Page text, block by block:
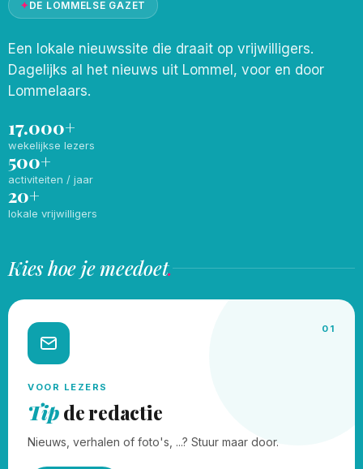
✦DE LOMMELSE GAZET
Een lokale nieuwssite die draait op vrijwilligers.
Dagelijks al het nieuws uit Lommel, voor en door
Lommelaars.
17.000+
wekelijkse lezers
500+
activiteiten / jaar
20+
lokale vrijwilligers
Kies hoe je meedoet.
01
VOOR LEZERS
Tipde redactie
Nieuws, verhalen of foto's, ...? Stuur maar door.